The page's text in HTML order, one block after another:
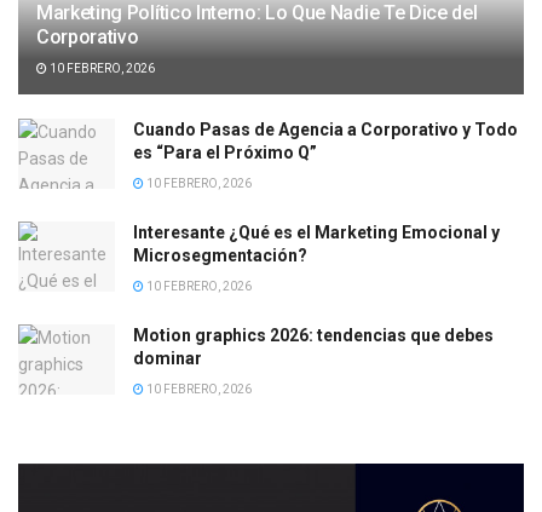
Marketing Político Interno: Lo Que Nadie Te Dice del
Corporativo
10 FEBRERO, 2026
Cuando Pasas de Agencia a Corporativo y Todo
es “Para el Próximo Q”
10 FEBRERO, 2026
Interesante ¿Qué es el Marketing Emocional y
Microsegmentación?
10 FEBRERO, 2026
Motion graphics 2026: tendencias que debes
dominar
10 FEBRERO, 2026